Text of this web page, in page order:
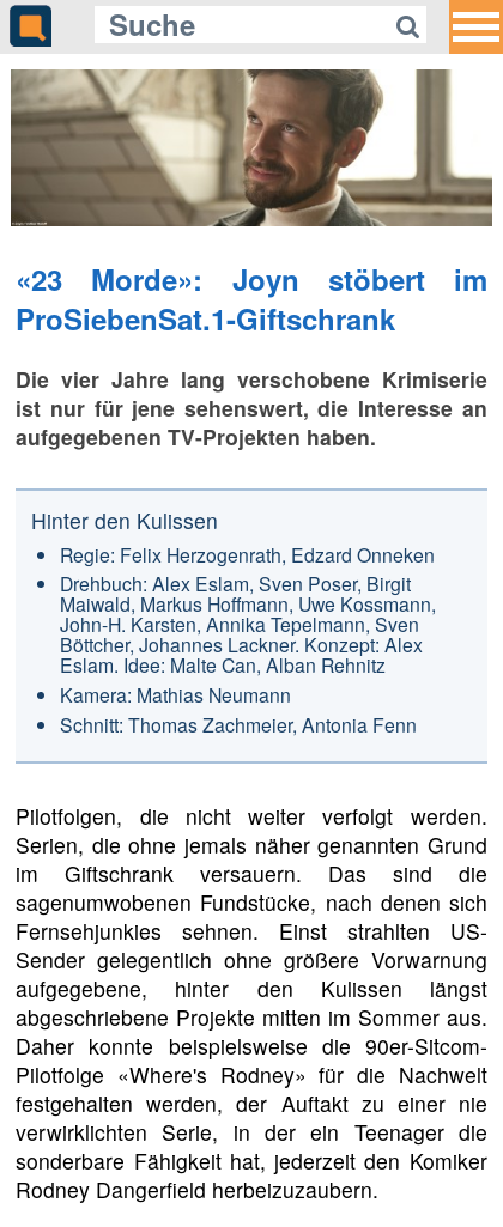
«23 Morde»: Joyn stöbert im
ProSiebenSat.1-Giftschrank
Die vier Jahre lang verschobene Krimiserie
ist nur für jene sehenswert, die Interesse an
aufgegebenen TV-Projekten haben.
Hinter den Kulissen
Regie: Felix Herzogenrath, Edzard Onneken
Drehbuch: Alex Eslam, Sven Poser, Birgit
Maiwald, Markus Hoffmann, Uwe Kossmann,
John-H. Karsten, Annika Tepelmann, Sven
Böttcher, Johannes Lackner. Konzept: Alex
Eslam. Idee: Malte Can, Alban Rehnitz
Kamera: Mathias Neumann
Schnitt: Thomas Zachmeier, Antonia Fenn
Pilotfolgen, die nicht weiter verfolgt werden.
Serien, die ohne jemals näher genannten Grund
im Giftschrank versauern. Das sind die
sagenumwobenen Fundstücke, nach denen sich
Fernsehjunkies sehnen. Einst strahlten US-
Sender gelegentlich ohne größere Vorwarnung
aufgegebene, hinter den Kulissen längst
abgeschriebene Projekte mitten im Sommer aus.
Daher konnte beispielsweise die 90er-Sitcom-
Pilotfolge «Where's Rodney» für die Nachwelt
festgehalten werden, der Auftakt zu einer nie
verwirklichten Serie, in der ein Teenager die
sonderbare Fähigkeit hat, jederzeit den Komiker
Rodney Dangerfield herbeizuzaubern.